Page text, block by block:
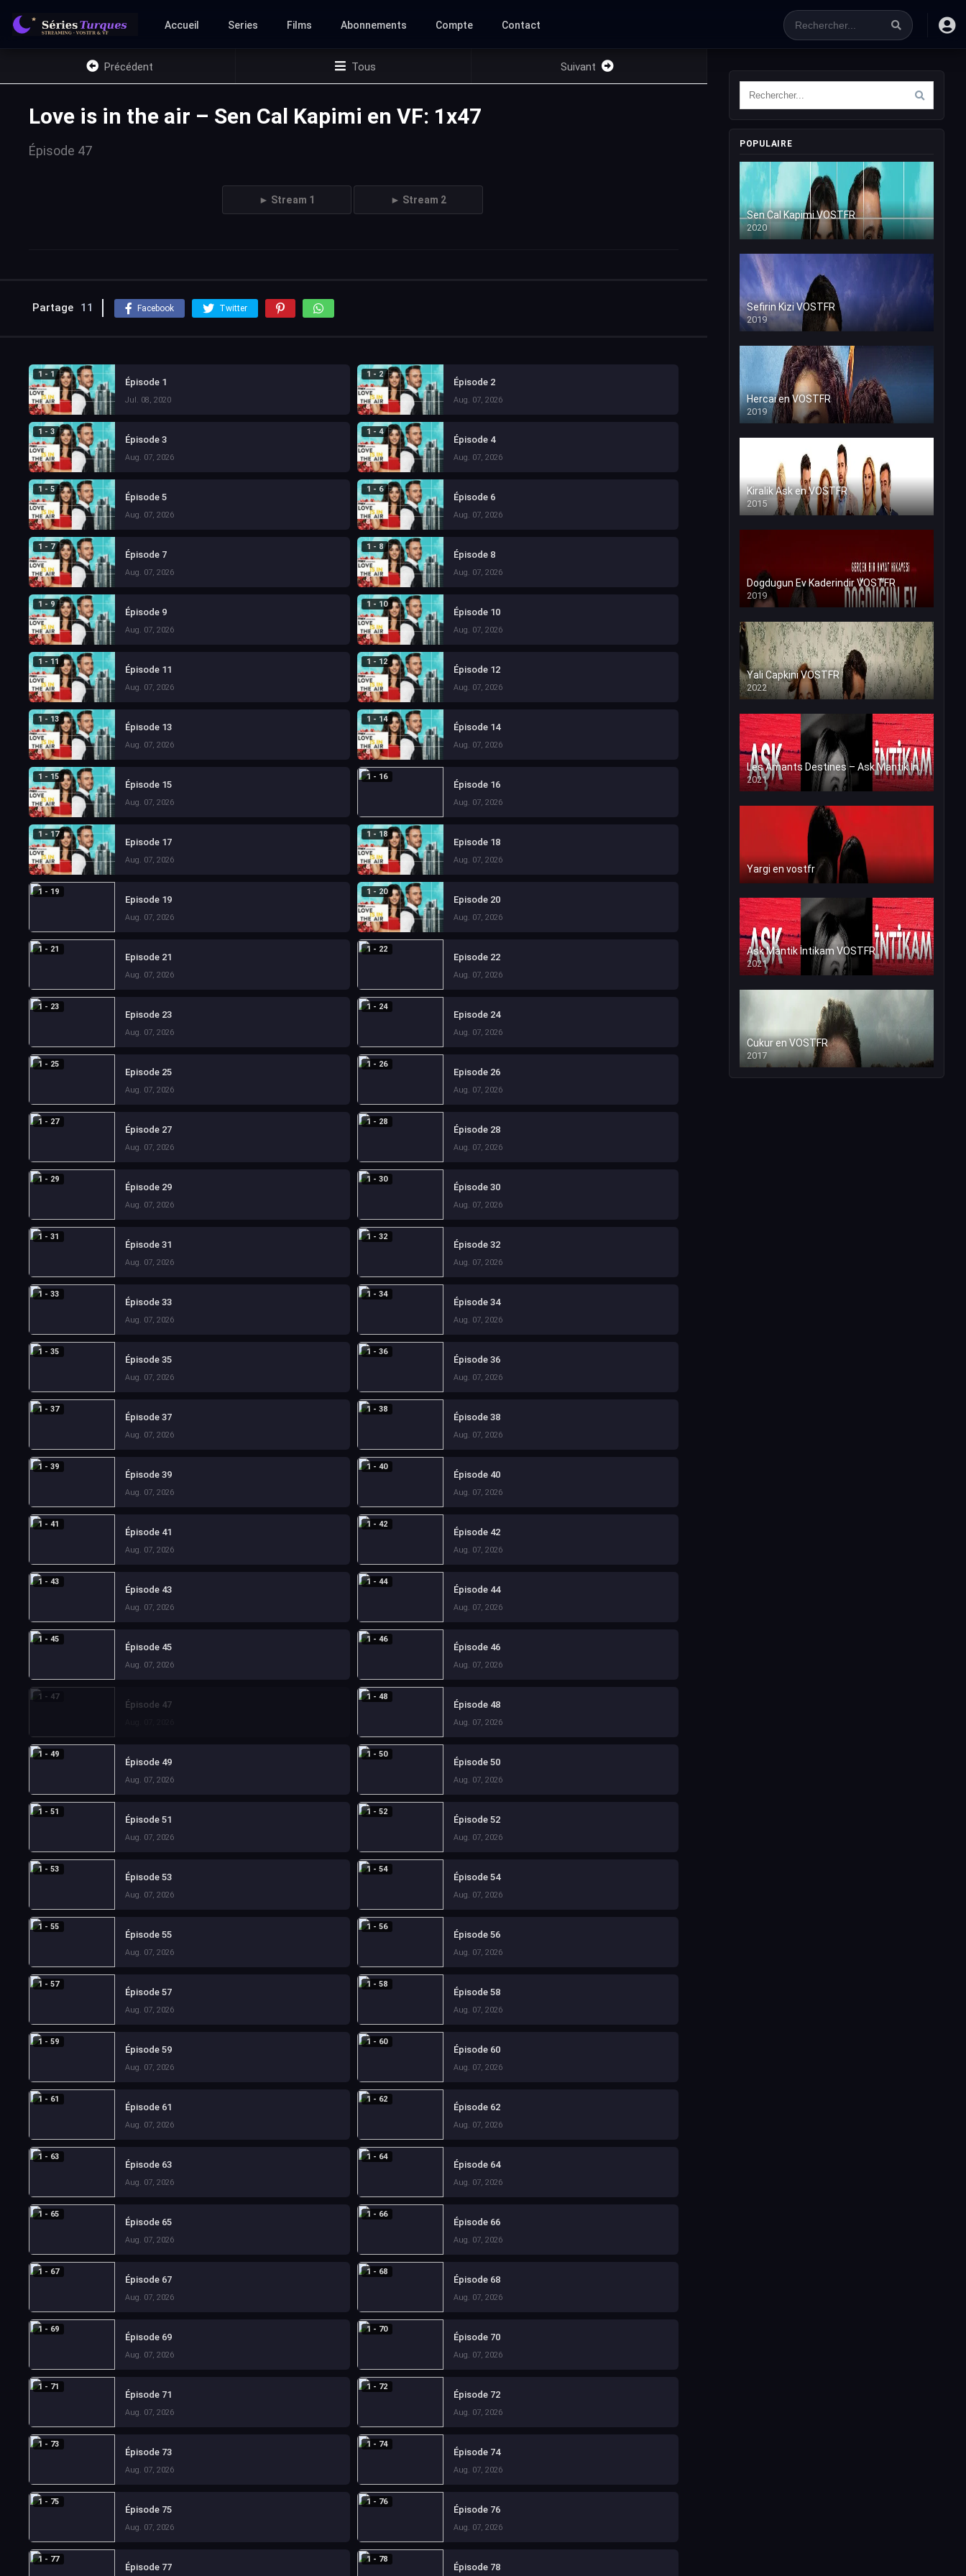
Accueil Series Films Abonnements Compte Contact
Précédent Tous Suivant
Love is in the air – Sen Cal Kapimi en VF: 1x47
Épisode 47
► Stream 1 ► Stream 2
Partage 11 Facebook Twitter
1 - 1
Épisode 1
Jul. 08, 2020
1 - 2
Épisode 2
Aug. 07, 2026
1 - 3
Épisode 3
Aug. 07, 2026
1 - 4
Épisode 4
Aug. 07, 2026
1 - 5
Épisode 5
Aug. 07, 2026
1 - 6
Épisode 6
Aug. 07, 2026
1 - 7
Épisode 7
Aug. 07, 2026
1 - 8
Épisode 8
Aug. 07, 2026
1 - 9
Épisode 9
Aug. 07, 2026
1 - 10
Épisode 10
Aug. 07, 2026
1 - 11
Épisode 11
Aug. 07, 2026
1 - 12
Épisode 12
Aug. 07, 2026
1 - 13
Épisode 13
Aug. 07, 2026
1 - 14
Épisode 14
Aug. 07, 2026
1 - 15
Épisode 15
Aug. 07, 2026
1 - 16
Épisode 16
Aug. 07, 2026
1 - 17
Episode 17
Aug. 07, 2026
1 - 18
Episode 18
Aug. 07, 2026
1 - 19
Episode 19
Aug. 07, 2026
1 - 20
Episode 20
Aug. 07, 2026
1 - 21
Episode 21
Aug. 07, 2026
1 - 22
Episode 22
Aug. 07, 2026
1 - 23
Episode 23
Aug. 07, 2026
1 - 24
Episode 24
Aug. 07, 2026
1 - 25
Episode 25
Aug. 07, 2026
1 - 26
Episode 26
Aug. 07, 2026
1 - 27
Épisode 27
Aug. 07, 2026
1 - 28
Épisode 28
Aug. 07, 2026
1 - 29
Épisode 29
Aug. 07, 2026
1 - 30
Épisode 30
Aug. 07, 2026
1 - 31
Épisode 31
Aug. 07, 2026
1 - 32
Épisode 32
Aug. 07, 2026
1 - 33
Épisode 33
Aug. 07, 2026
1 - 34
Épisode 34
Aug. 07, 2026
1 - 35
Épisode 35
Aug. 07, 2026
1 - 36
Épisode 36
Aug. 07, 2026
1 - 37
Épisode 37
Aug. 07, 2026
1 - 38
Épisode 38
Aug. 07, 2026
1 - 39
Épisode 39
Aug. 07, 2026
1 - 40
Épisode 40
Aug. 07, 2026
1 - 41
Épisode 41
Aug. 07, 2026
1 - 42
Épisode 42
Aug. 07, 2026
1 - 43
Épisode 43
Aug. 07, 2026
1 - 44
Épisode 44
Aug. 07, 2026
1 - 45
Épisode 45
Aug. 07, 2026
1 - 46
Épisode 46
Aug. 07, 2026
1 - 47
Épisode 47
1 - 48
Épisode 48
Aug. 07, 2026
1 - 49
Épisode 49
Aug. 07, 2026
1 - 50
Épisode 50
Aug. 07, 2026
1 - 51
Épisode 51
Aug. 07, 2026
1 - 52
Épisode 52
Aug. 07, 2026
1 - 53
Épisode 53
Aug. 07, 2026
1 - 54
Épisode 54
Aug. 07, 2026
1 - 55
Épisode 55
Aug. 07, 2026
1 - 56
Épisode 56
Aug. 07, 2026
1 - 57
Épisode 57
Aug. 07, 2026
1 - 58
Épisode 58
Aug. 07, 2026
1 - 59
Épisode 59
Aug. 07, 2026
1 - 60
Épisode 60
Aug. 07, 2026
1 - 61
Épisode 61
Aug. 07, 2026
1 - 62
Épisode 62
Aug. 07, 2026
1 - 63
Épisode 63
Aug. 07, 2026
1 - 64
Épisode 64
Aug. 07, 2026
1 - 65
Épisode 65
Aug. 07, 2026
1 - 66
Épisode 66
Aug. 07, 2026
1 - 67
Épisode 67
Aug. 07, 2026
1 - 68
Épisode 68
Aug. 07, 2026
1 - 69
Épisode 69
Aug. 07, 2026
1 - 70
Épisode 70
Aug. 07, 2026
1 - 71
Épisode 71
Aug. 07, 2026
1 - 72
Épisode 72
Aug. 07, 2026
1 - 73
Épisode 73
Aug. 07, 2026
1 - 74
Épisode 74
Aug. 07, 2026
1 - 75
Épisode 75
Aug. 07, 2026
1 - 76
Épisode 76
Aug. 07, 2026
1 - 77
Épisode 77
1 - 78
Épisode 78
POPULAIRE
Sen Cal Kapimi VOSTFR
2020
Sefirin Kizi VOSTFR
2019
Hercai en VOSTFR
2019
Kiralik Ask en VOSTFR
2015
Dogdugun Ev Kaderindir VOSTFR
2019
Yali Capkini VOSTFR
2022
Les Amants Destines – Ask Mantik İntikam en VF (Voix Francaise)
2021
Yargi en vostfr
Ask Mantik İntikam VOSTFR
2021
Cukur en VOSTFR
2017